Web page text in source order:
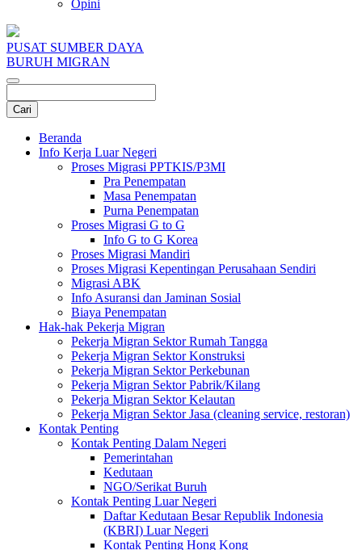
Opini
PUSAT SUMBER DAYA
BURUH MIGRAN
Beranda
Info Kerja Luar Negeri
Proses Migrasi PPTKIS/P3MI
Pra Penempatan
Masa Penempatan
Purna Penempatan
Proses Migrasi G to G
Info G to G Korea
Proses Migrasi Mandiri
Proses Migrasi Kepentingan Perusahaan Sendiri
Migrasi ABK
Info Asuransi dan Jaminan Sosial
Biaya Penempatan
Hak-hak Pekerja Migran
Pekerja Migran Sektor Rumah Tangga
Pekerja Migran Sektor Konstruksi
Pekerja Migran Sektor Perkebunan
Pekerja Migran Sektor Pabrik/Kilang
Pekerja Migran Sektor Kelautan
Pekerja Migran Sektor Jasa (cleaning service, restoran)
Kontak Penting
Kontak Penting Dalam Negeri
Pemerintahan
Kedutaan
NGO/Serikat Buruh
Kontak Penting Luar Negeri
Daftar Kedutaan Besar Republik Indonesia
(KBRI) Luar Negeri
Kontak Penting Hong Kong